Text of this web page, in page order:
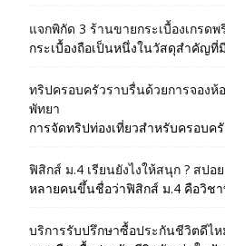
แจกพิกัด 3 ร้านขายกระเบื้องเกรด
กระเบื้องถือเป็นหนึ่งในวัสดุสำคัญ
ทริปครอบครัวราบรื่นด้วยการจองห้
พัทยา
การจัดทริปท่องเที่ยวสำหรับครอบ
ฟิสิกส์ ม.4 เรียนยังไงให้สนุก ? สปอ
หลายคนขึ้นชื่อว่าฟิสิกส์ ม.4 คือวิช
บริการรับปรึกษาซื้อประกันชีวิตดีไห